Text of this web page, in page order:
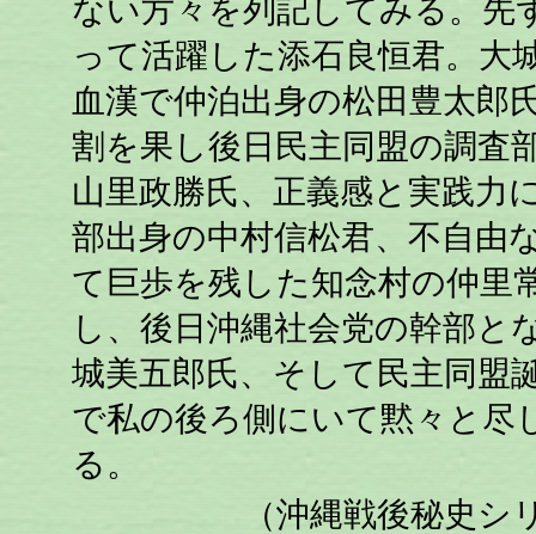
ない方々を列記してみる。先
って活躍した添石良恒君。大
血漢で仲泊出身の松田豊太郎
割を果し後日民主同盟の調査
山里政勝氏、正義感と実践力
部出身の中村信松君、不自由
て巨歩を残した知念村の仲里
し、後日沖縄社会党の幹部と
城美五郎氏、そして民主同盟
で私の後ろ側にいて黙々と尽
る。
（沖縄戦後秘史シ